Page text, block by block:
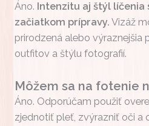
Áno. Intenzitu aj štýl
začiatkom prípravy. Vizáž
prirodzená alebo výraznejšia
outfitov a štýlu fotografií.
Môžem sa na fotenie
Áno. Odporúčam použiť
zjednotiť pleť, zvýrazniť oči a